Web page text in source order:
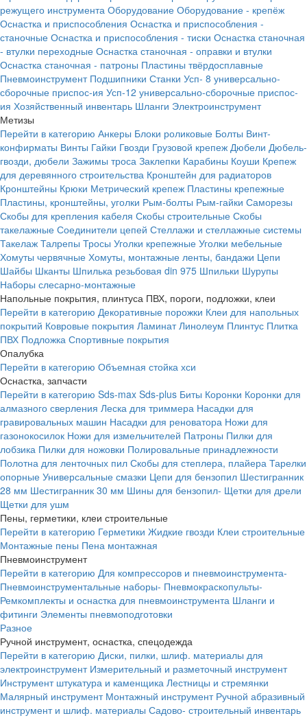
режущего инструмента Оборудование Оборудование - крепёж
Оснастка и приспособления Оснастка и приспособления -
станочные Оснастка и приспособления - тиски Оснастка станочная
- втулки переходные Оснастка станочная - оправки и втулки
Оснастка станочная - патроны Пластины твёрдосплавные
Пневмоинструмент Подшипники Станки Усп- 8 универсально-
сборочные приспос-ия Усп-12 универсально-сборочные приспос-
ия Хозяйственный инвентарь Шланги Электроинструмент
Метизы
Перейти в категорию Анкеры Блоки роликовые Болты Винт-
конфирматы Винты Гайки Гвозди Грузовой крепеж Дюбели Дюбель-
гвозди, дюбели Зажимы троса Заклепки Карабины Коуши Крепеж
для деревянного строительства Кронштейн для радиаторов
Кронштейны Крюки Метрический крепеж Пластины крепежные
Пластины, кронштейны, уголки Рым-болты Рым-гайки Саморезы
Скобы для крепления кабеля Скобы строительные Скобы
такелажные Соединители цепей Стеллажи и стеллажные системы
Такелаж Талрепы Тросы Уголки крепежные Уголки мебельные
Хомуты червячные Хомуты, монтажные ленты, бандажи Цепи
Шайбы Шканты Шпилька резьбовая din 975 Шпильки Шурупы
Наборы слесарно-монтажные
Напольные покрытия, плинтуса ПВХ, пороги, подложки, клеи
Перейти в категорию Декоративные порожки Клеи для напольных
покрытий Ковровые покрытия Ламинат Линолеум Плинтус Плитка
ПВХ Подложка Спортивные покрытия
Опалубка
Перейти в категорию Объемная стойка хси
Оснастка, запчасти
Перейти в категорию Sds-max Sds-plus Биты Коронки Коронки для
алмазного сверления Леска для триммера Насадки для
гравировальных машин Насадки для реноватора Ножи для
газонокосилок Ножи для измельчителей Патроны Пилки для
лобзика Пилки для ножовки Полировальные принадлежности
Полотна для ленточных пил Скобы для степлера, плайера Тарелки
опорные Универсальные смазки Цепи для бензопил Шестигранник
28 мм Шестигранник 30 мм Шины для бензопил- Щетки для дрели
Щетки для ушм
Пены, герметики, клеи строительные
Перейти в категорию Герметики Жидкие гвозди Клеи строительные
Монтажные пены Пена монтажная
Пневмоинструмент
Перейти в категорию Для компрессоров и пневмоинструмента-
Пневмоинструментальные наборы- Пневмокраскопульты-
Ремкомплекты и оснастка для пневмоинструмента Шланги и
фитинги Элементы пневмоподготовки
Разное
Ручной инструмент, оснастка, спецодежда
Перейти в категорию Диски, пилки, шлиф. материалы для
электроинструмент Измерительный и разметочный инструмент
Инструмент штукатура и каменщика Лестницы и стремянки
Малярный инструмент Монтажный инструмент Ручной абразивный
инструмент и шлиф. материалы Садово- строительный инвентарь